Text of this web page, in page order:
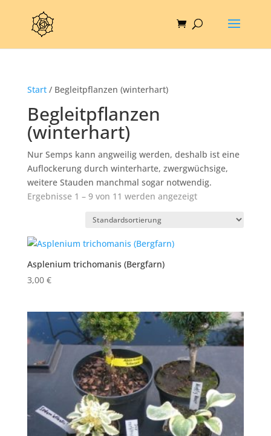
Start/ Begleitpflanzen (winterhart)
Begleitpflanzen
(winterhart)
Nur Semps kann angweilig werden, deshalb ist eine
Auflockerung durch winterharte, zwergwüchsige,
weitere Stauden manchmal sogar notwendig.
Ergebnisse 1 – 9 von 11 werden angezeigt
Asplenium trichomanis (Bergfarn)
3,00 €